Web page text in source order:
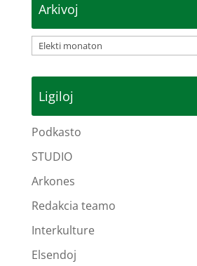
Arkivoj
Arkivoj
Ligiloj
Podkasto
STUDIO
Arkones
Redakcia teamo
Interkulture
Elsendoj